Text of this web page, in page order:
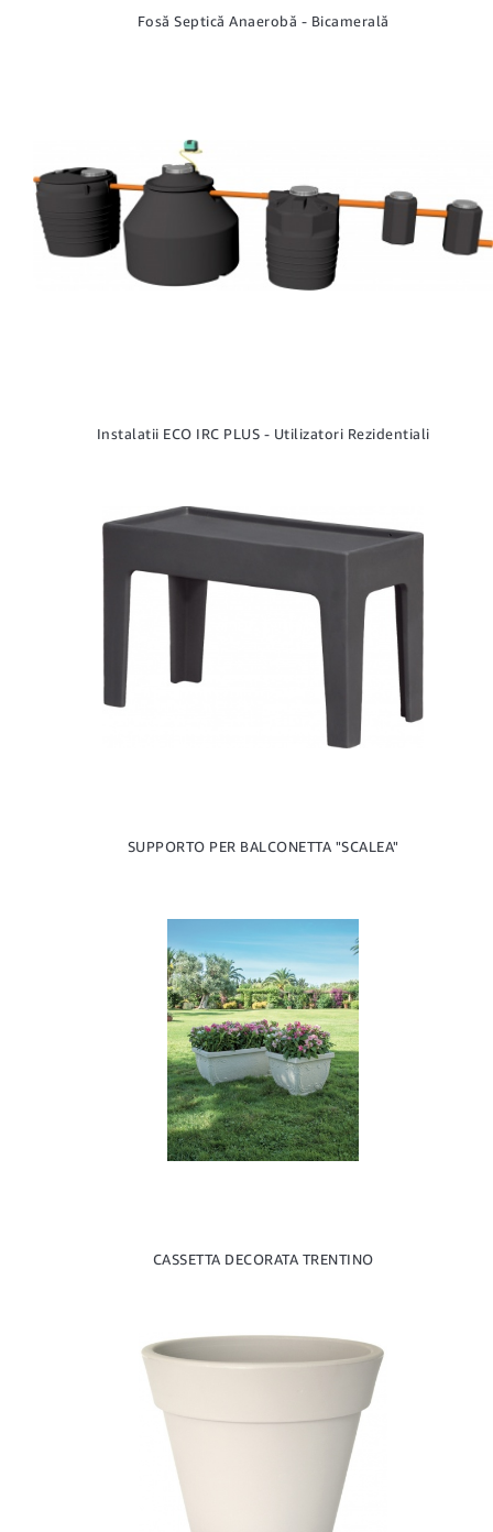
Fosă Septică Anaerobă - Bicamerală
Instalatii ECO IRC PLUS - Utilizatori Rezidentiali
SUPPORTO PER BALCONETTA "SCALEA"
CASSETTA DECORATA TRENTINO